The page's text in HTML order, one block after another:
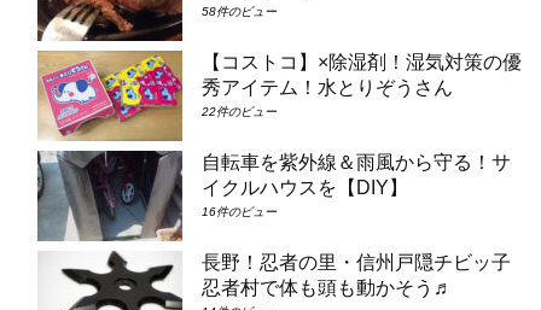
58件のビュー
【コストコ】×除湿剤！湿気対策の優
秀アイテム！水とりぞうさん
22件のビュー
自転車を紫外線＆雨風から守る！サ
イクルハウスを【DIY】
16件のビュー
長野！忍者の里・信州戸隠チビッ子
忍者村で体も頭も動かそう♬